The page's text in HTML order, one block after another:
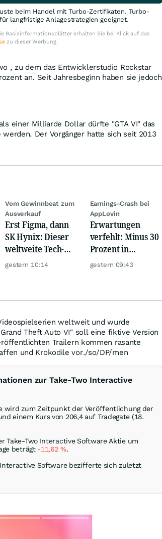
beim Handel mit Turbo-Zertifikaten. Turbo-
langfristige Anlagestrategien geeignet.
Basisinformationsblätter erhalten Sie bei Klick auf das
zu dieser Werbung.
, zu dem das Entwicklerstudio Rockstar
an. Seit Jahresbeginn haben sie jedoch
einer Milliarde Dollar dürfte "GTA VI" das
Der Vorgänger hatte sich seit 2013
Vom Gewinnbeat zum
Ausverkauf
Erst Figma, dann
SK Hynix: Dieser
weltweite Tech-
Crash vernichtet
gestern 10:14
Earnings-Crash bei
AppLovin
Erwartungen
verfehlt: Minus 30
Prozent in
wenigen Minuten!
gestern 09:43
weltweit und wurde
Theft Auto VI" soll eine fiktive Version
Trailern kommen rasante
und Krokodile vor./so/DP/men
zur Take-Two Interactive
wird zum Zeitpunkt der Veröffentlichung der
einem Kurs von 206,4 auf Tradegate (18.
Take-Two Interactive Software Aktie um
beträgt -11,62%.
Software bezifferte sich zuletzt